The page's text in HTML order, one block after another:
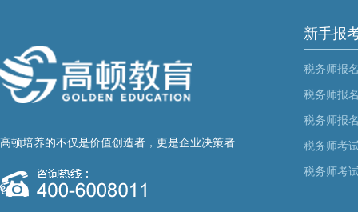
高顿培养的不仅是价值创造者，更是企业决策者
新手报
税务师报
税务师报
税务师报
税务师考
税务师考